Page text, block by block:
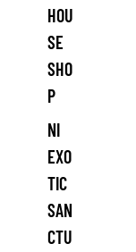
HOU
SE
SHO
P
NI
EXO
TIC
SAN
CTU